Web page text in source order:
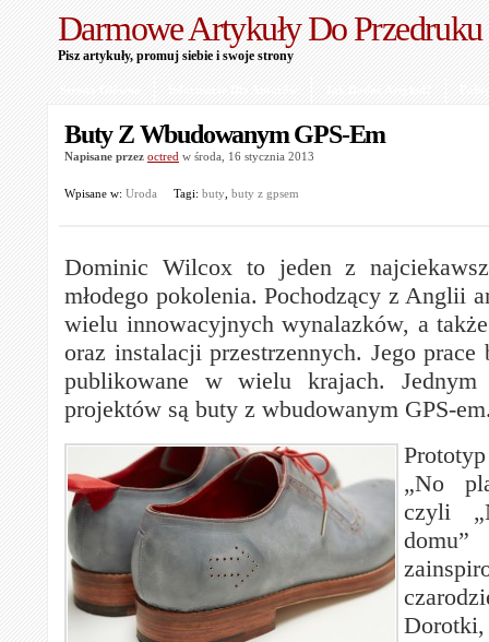
Darmowe Artykuły Do Przedruku
Pisz artykuły, promuj siebie i swoje strony
Buty Z Wbudowanym GPS-Em
Napisane przez octred w środa, 16 stycznia 2013
Wpisane w: Uroda Tagi: buty buty z gpsem
Dominic Wilcox to jeden z
młodego pokolenia. Pochodzący z Anglii
wielu innowacyjnych wynalazków, a
oraz instalacji przestrzennych. Jego prace
publikowane w wielu krajach.
projektów są buty z wbudowanym GPS-
„No
czyli